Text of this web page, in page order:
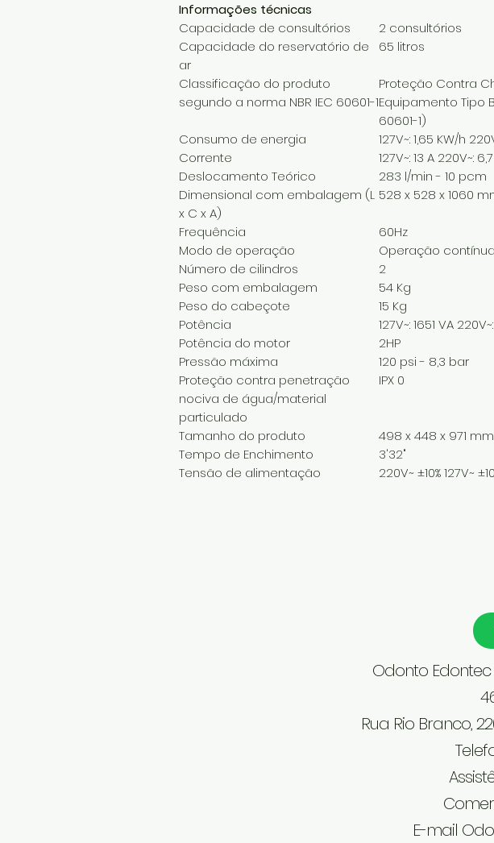
Informações técnicas
Capacidade de consultórios
2 consultórios
Capacidade do reservatório de
ar
65 litros
Classificação do produto
segundo a norma NBR IEC 60601-1
Proteção Contra
Equipamento Tipo
60601-1)
Consumo de energia
127V~: 1,65 KW/h
Corrente
127V~: 13 A 220V~:
Deslocamento Teórico
283 l/min - 10 pcm
Dimensional com embalagem (L
x C x A)
528 x 528 x 1060
Frequência
60Hz
Modo de operação
Operação contínua
Número de cilindros
2
Peso com embalagem
54 Kg
Peso do cabeçote
15 Kg
Potência
127V~: 1651 VA
Potência do motor
2HP
Pressão máxima
120 psi - 8,3 bar
Proteção contra penetração
nociva de água/material
particulado
IPX 0
Tamanho do produto
498 x 448 x 971 mm
Tempo de Enchimento
3'32"
Tensão de alimentação
220V~ ±10% 127V~
Odonto
Rua Rio Branco,
E-mail